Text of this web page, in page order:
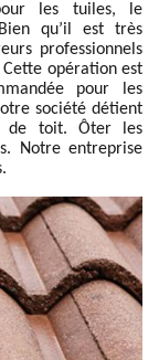
les tuiles, le
qu’il est très
professionnels
Cette opération est
pour les
société détient
de toit. Ôter les
Notre entreprise